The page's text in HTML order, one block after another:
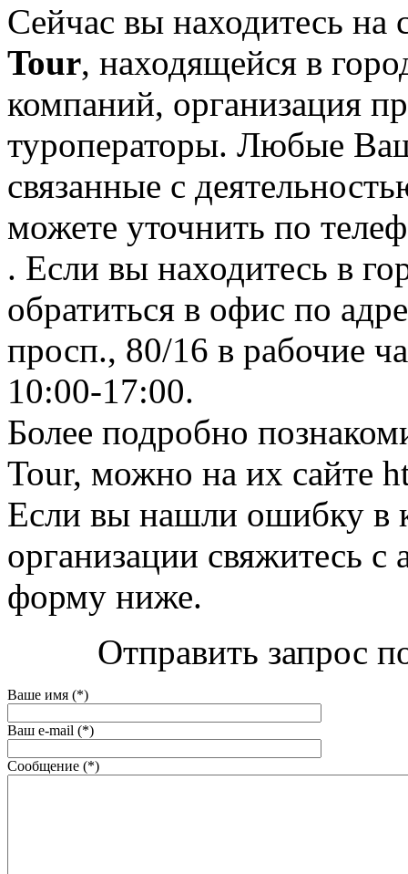
Сейчас вы находитесь на
Tour, находящейся в
компаний, организация
туроператоры. Любые
связанные с
можете уточнить по
. Если вы находитесь в
обратиться в офис по
просп., 80/16 в рабочие
10:00-17:00.
Более подробно
Tour, можно на их сайте
Если вы нашли ошибку в
организации свяжитесь
форму ниже.
Отправить запрос
Ваше имя (*)
Ваш e-mail (*)
Сообщение (*)